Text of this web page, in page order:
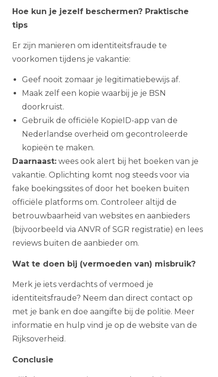
Hoe kun je jezelf beschermen? Praktische
tips
Er zijn manieren om identiteitsfraude te
voorkomen tijdens je vakantie:
Geef nooit zomaar je legitimatiebewijs af.
Maak zelf een kopie waarbij je je BSN
doorkruist.
Gebruik de officiële KopieID-app van de
Nederlandse overheid om gecontroleerde
kopieën te maken.
Daarnaast: wees ook alert bij het boeken van je
vakantie. Oplichting komt nog steeds voor via
fake boekingssites of door het boeken buiten
officiële platforms om. Controleer altijd de
betrouwbaarheid van websites en aanbieders
(bijvoorbeeld via ANVR of SGR registratie) en lees
reviews buiten de aanbieder om.
Wat te doen bij (vermoeden van) misbruik?
Merk je iets verdachts of vermoed je
identiteitsfraude? Neem dan direct contact op
met je bank en doe aangifte bij de politie. Meer
informatie en hulp vind je op de website van de
Rijksoverheid.
Conclusie